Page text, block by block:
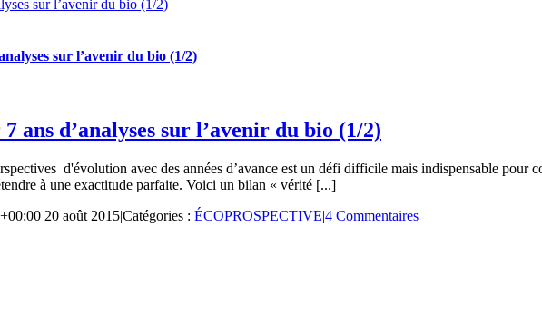
sur l’avenir du bio (1/2)
sur l’avenir du bio (1/2)
ans d’analyses sur l’avenir du bio (1/2)
d'évolution avec des années d’avance est un défi difficile mais indispensable pour
à une exactitude parfaite. Voici un bilan « vérité [...]
20 août 2015|Catégories : ÉCOPROSPECTIVE|4 Commentaires